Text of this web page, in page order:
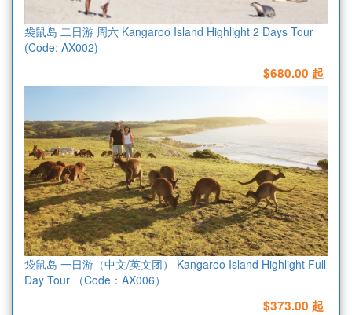
袋鼠岛 二日游 周六 Kangaroo Island Highlight 2 Days Tour
(Code: AX002)
$680.00 起
袋鼠岛 一日游（中文/英文团） Kangaroo Island Highlight Full
Day Tour （Code：AX006）
$373.00 起